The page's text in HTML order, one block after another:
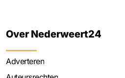
Over Nederweert24
Adverteren